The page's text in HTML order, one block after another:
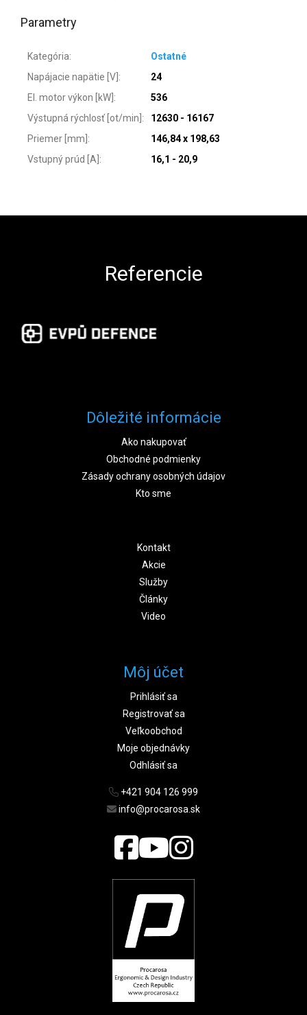
Parametry
Kategória:
Ostatné
Napájacie napätie [V] :
24
El. motor výkon [kW] :
536
Výstupná rýchlosť [ot/min] :
12630 - 16167
Priemer [mm] :
146,84 x 198,63
Vstupný prúd [A] : 16,1 - 20,9
Referencie
Dôležité informácie
Ako nakupovať
Obchodné podmienky
Zásady ochrany osobných údajov
Kto sme
Kontakt
Akcie
Služby
Články
Video
Môj účet
Prihlásiť sa
Registrovať sa
Veľkoobchod
Moje objednávky
Odhlásiť sa
+421 904 126 999
info@procarosa.sk